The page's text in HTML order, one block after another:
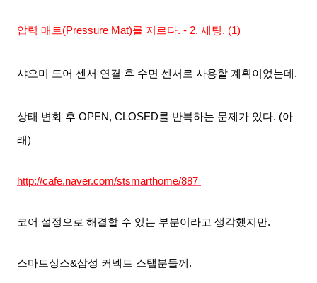
압력 매트(Pressure Mat)를 지르다. - 2. 세팅. (1)
샤오미 도어 센서 연결 후 수면 센서로 사용할 계획이었는데 .
상태 변화 후 OPEN, CLOSED를 반복하는 문제가 있다. (아
래)
http://cafe.naver.com/stsmarthome/887
코어 설정으로 해결할 수 있는 부분이라고 생각했지만.
스마트싱스&삼성 커넥트 스탭분들께.